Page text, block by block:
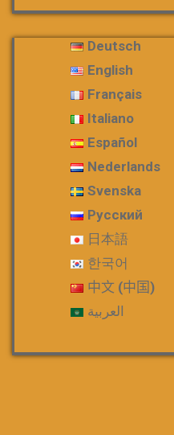
Deutsch
English
Français
Italiano
Español
Nederlands
Svenska
Русский
日本語
한국어
中文 (中国)
العربية